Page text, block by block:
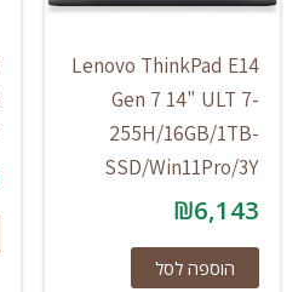
Lenovo ThinkPad E14
Gen 7 14" ULT 7-
255H/16GB/1TB-
SSD/Win11Pro/3Y
₪6,143
הוספה לסל